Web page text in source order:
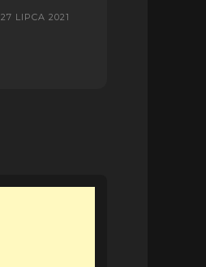
27 LIPCA 2021